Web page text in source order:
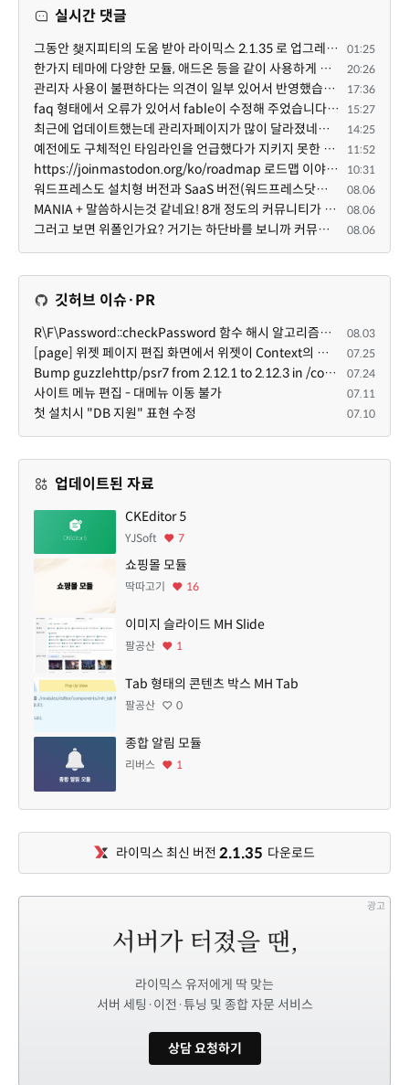
실시간 댓글
그동안 챚지피티의 도움 받아 라이믹스 2.1.35 로 업그레이드 잘 한 것은 부인할 수 없는 사실입니다. 그런... 01:25
한가지 테마에 다양한 모듈, 애드온 등을 같이 사용하게 되면 의외로 어려운게 일관성이 있는 디자인의 유지... 20:26
관리자 사용이 불편하다는 의견이 일부 있어서 반영했습니다 ㅎㅎ 8.4이상도 지원될 수 있도록 10.5.2 혹은 ... 17:36
faq 형태에서 오류가 있어서 fable이 수정해 주었습니다. 참고하세요. 증상 FAQ형 목록에서 항목을 펼치면 ... 15:27
최근에 업데이트했는데 관리자페이지가 많이 달라졌네요 여기서 모듈 설치하려고 하니 php 8.4.14버전이라 8... 14:25
예전에도 구체적인 타임라인을 언급했다가 지키지 못한 것에 죄송한 마음이 있다 보니 (코어 개발/운영 자체... 11:52
https://joinmastodon.org/ko/roadmap 로드맵 이야기가 나온김에 적자면 공홈에 대략적인 로드맵이 공개되어... 10:31
워드프레스도 설치형 버전과 SaaS 버전(워드프레스닷컴)은 다른 점이 많습니다. SaaS로 제공한다면 GPL 라이... 08.06
MANIA + 말씀하시는것 같네요! 8개 정도의 커뮤니티가 저 MANIA+ 기반으로 구축된거로 알고 있습니다. SaaS ... 08.06
그러고 보면 위폴인가요? 거기는 하단바를 보니까 커뮤니티 빌딩 SaaS 솔루션을 사용하고 있는거 같더라고요... 08.06
깃허브 이슈·PR
R\F\Password::checkPassword 함수 해시 알고리즘을 암시적으로 호출하는 경우 Argon2id 해시 비교 실패 08.03
[page] 위젯 페이지 편집 화면에서 위젯이 Context의 module_info를 덮어쓰면 저장이 ERR_ACT_IS_NOT_STANDALONE으로 실패 07.25
Bump guzzlehttp/psr7 from 2.12.1 to 2.12.3 in /common 07.24
사이트 메뉴 편집 - 대메뉴 이동 불가 07.11
첫 설치시 "DB 지원" 표현 수정 07.10
업데이트된 자료
CKEditor 5
YJSoft 7
쇼핑몰 모듈
딱따고기 16
이미지 슬라이드 MH Slide
팔공산 1
Tab 형태의 콘텐츠 박스 MH Tab
팔공산 0
종합 알림 모듈
리버스 1
라이믹스 최신 버전 2.1.35 다운로드
광고
라이믹스 유저에게 딱 맞는
서버 세팅·이전·튜닝 및 종합 자문 서비스
상담 요청하기